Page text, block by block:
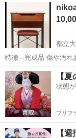
受けられます(写真最後)
目黒区
都立
特徴···完成品 傷や汚れあり
(本体)奥行：39.5 (本体
東京 目黒区 都
【
状態
プリフ
【